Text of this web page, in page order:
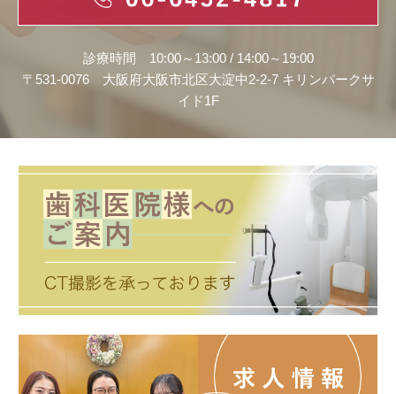
診療時間 10:00～13:00 / 14:00～19:00
〒531-0076 大阪府大阪市北区大淀中2-2-7 キリンパークサ
イド1F